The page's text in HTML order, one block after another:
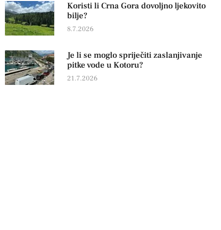
Koristi li Crna Gora dovoljno ljekovito
bilje?
8.7.2026
Je li se moglo spriječiti zaslanjivanje
pitke vode u Kotoru?
21.7.2026